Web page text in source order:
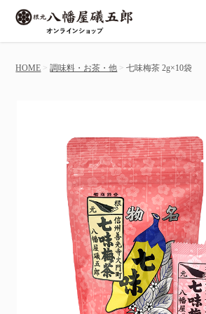
HOME 調味料・お茶・他 七味梅茶 2g×10袋